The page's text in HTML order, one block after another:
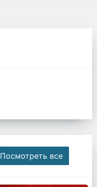
Посмотреть все